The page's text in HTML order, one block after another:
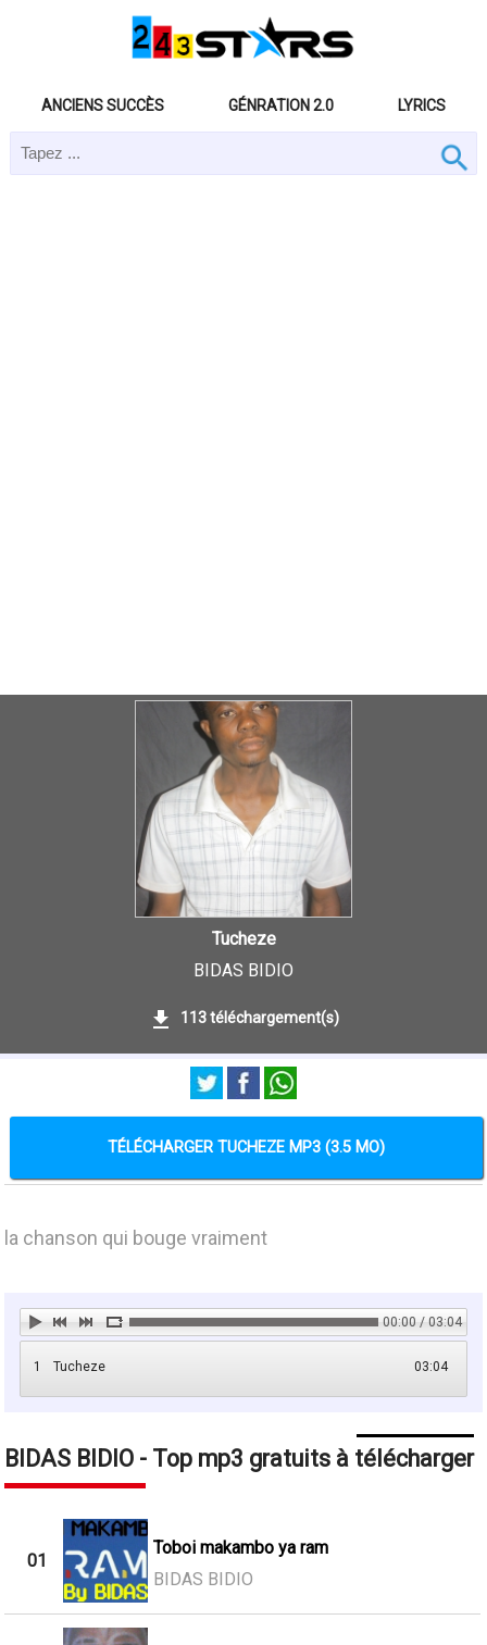
ANCIENS SUCCÈS GÉNRATION 2.0 LYRICS
Tucheze
BIDAS BIDIO
113 téléchargement(s)
TÉLÉCHARGER TUCHEZE MP3 (3.5 MO)
la chanson qui bouge vraiment
00:00 / 03:04
1 03:04
Tucheze
BIDAS BIDIO - Top mp3 gratuits à télécharger
01
Toboi makambo ya ram
BIDAS BIDIO